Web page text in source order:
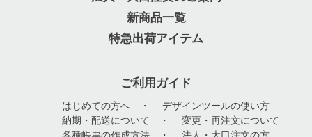
新商品一覧
特急出荷アイテム
ご利用ガイド
はじめての方へ ・ デザインツールの使い方
納期・配送について
・ 変更・再注文について